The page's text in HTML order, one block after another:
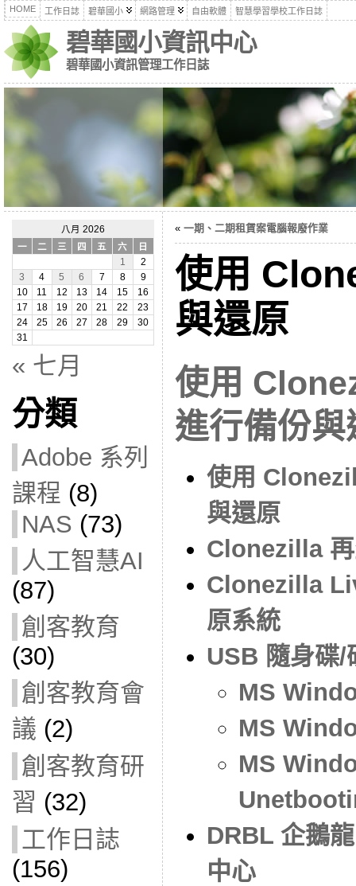
HOME 工作日誌 碧華國小 網路管理 自由軟體 智慧學習學校工作日誌
碧華國小資訊中心
碧華國小資訊管理工作日誌
八月 2026
一
二 三 四 五 六
日
1
2
3
4 5 6 7 8
9
10
11 12 13 14 15
16
17
18 19 20 21 22
23
24
25 26 27 28 29
30
31
« 七月
分類
Adobe 系列
課程 (8)
NAS (73)
人工智慧AI
(87)
創客教育
(30)
創客教育會
議 (2)
創客教育研
習 (32)
工作日誌
(156)
« 一期、二期租賃案電腦報廢作業
使用
與還原
使用
進行備份與
使用
與還原
Clonezilla
Clonezilla
原系統
USB 隨身碟
MS
MS
MS
DRBL 企鵝
中心